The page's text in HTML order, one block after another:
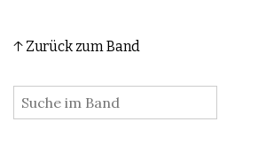
↑ Zurück zum Band
: